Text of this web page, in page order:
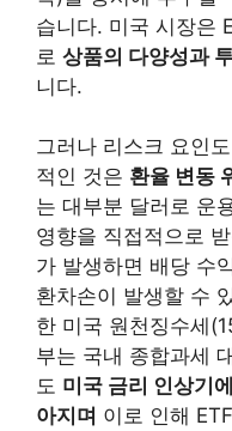
습니다. 미국 시장은
로 상품의 다양성과
니다.
그러나 리스크 요인
적인 것은 환율 변동
는 대부분 달러로 운
영향을 직접적으로
가 발생하면 배당 수
환차손이 발생할 수
한 미국 원천징수세
부는 국내 종합과세
도 미국 금리 인상기
아지며 이로 인해